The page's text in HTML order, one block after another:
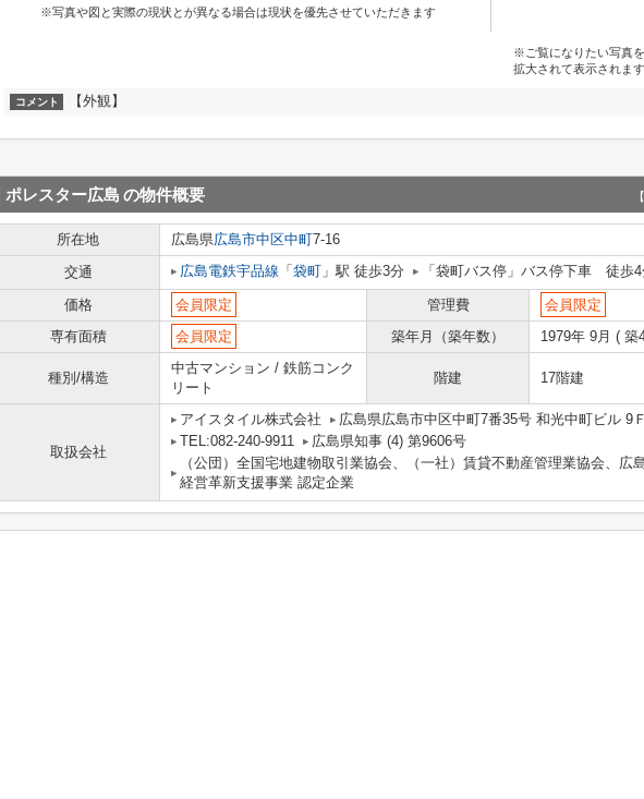
※写真や図と実際の現状とが異なる場合は現状を優先させていただきます
※ご覧になりたい写真
拡大されて表示されます
コメント 【外観】
ポレスター広島 の物件概要
所在地 広島県広島市中区中町7-16
交通
広島電鉄宇品線 「 袋町 」駅 徒歩3分 「袋町バス停」バス停下車 徒歩4
価格 会員限定 管理費
会員限定
専有面積
会員限定 築年月（築年数） 1979年 9月 ( 築
種別/構造
中古マンション / 鉄筋コンク
リート
階建 17階建
取扱会社
アイスタイル株式会社
広島県広島市中区中町7番35号 和光中町ビル 9Ｆ
TEL:082-240-9911
広島県知事 (4) 第9606号
（公団）全国宅地建物取引業協会、（一社）賃貸不動産管理業協会、広
経営革新支援事業 認定企業